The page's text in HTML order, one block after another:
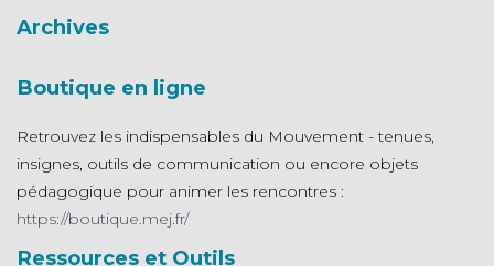
Archives
Boutique en ligne
Retrouvez les indispensables du Mouvement - tenues,
insignes, outils de communication ou encore objets
pédagogique pour animer les rencontres :
https://boutique.mej.fr/
Ressources et Outils